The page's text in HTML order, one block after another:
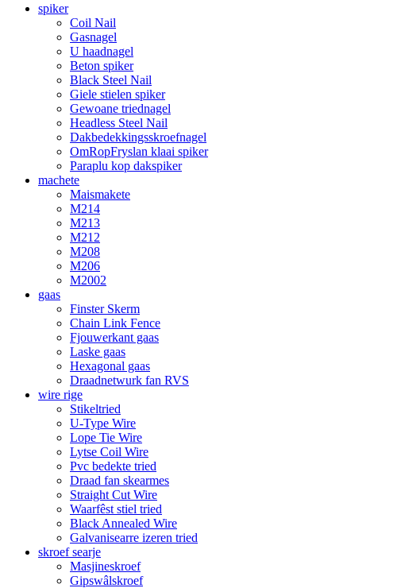
spiker
Coil Nail
Gasnagel
U haadnagel
Beton spiker
Black Steel Nail
Giele stielen spiker
Gewoane triednagel
Headless Steel Nail
Dakbedekkingsskroefnagel
OmRopFryslan klaai spiker
Paraplu kop dakspiker
machete
Maismakete
M214
M213
M212
M208
M206
M2002
gaas
Finster Skerm
Chain Link Fence
Fjouwerkant gaas
Laske gaas
Hexagonal gaas
Draadnetwurk fan RVS
wire rige
Stikeltried
U-Type Wire
Lope Tie Wire
Lytse Coil Wire
Pvc bedekte tried
Draad fan skearmes
Straight Cut Wire
Waarfêst stiel tried
Black Annealed Wire
Galvanisearre izeren tried
skroef searje
Masjineskroef
Gipswâlskroef